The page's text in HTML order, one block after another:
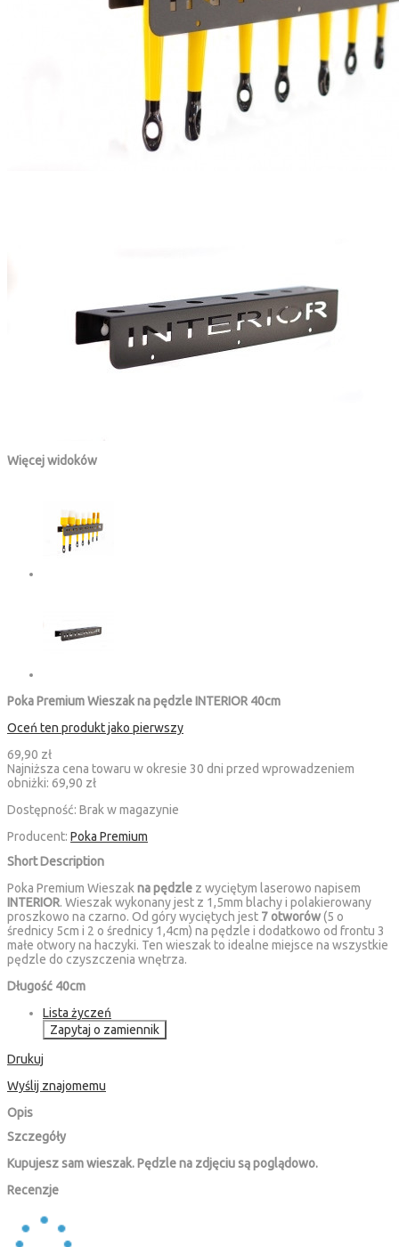
Więcej widoków
Poka Premium Wieszak na pędzle INTERIOR 40cm
Oceń ten produkt jako pierwszy
69,90 zł
Najniższa cena towaru w okresie 30 dni przed wprowadzeniem
obniżki: 69,90 zł
Dostępność: Brak w magazynie
Producent: Poka Premium
Short Description
Poka Premium Wieszak na pędzle z wyciętym laserowo napisem
INTERIOR. Wieszak wykonany jest z 1,5mm blachy i polakierowany
proszkowo na czarno. Od góry wyciętych jest 7 otworów(5 o
średnicy 5cm i 2 o średnicy 1,4cm) na pędzle i dodatkowo od frontu 3
małe otwory na haczyki. Ten wieszak to idealne miejsce na wszystkie
pędzle do czyszczenia wnętrza.
Długość 40cm
Lista życzeń
Zapytaj o zamiennik
Drukuj
Wyślij znajomemu
Opis
Szczegóły
Kupujesz sam wieszak. Pędzle na zdjęciu są poglądowo.
Recenzje